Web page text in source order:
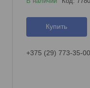
Купить
+375 (29) 773-35-00